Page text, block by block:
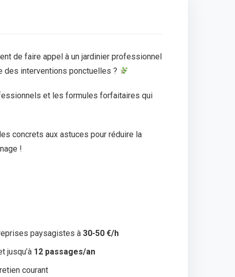
de faire appel à un jardinier professionnel
des interventions ponctuelles ?
et les formules forfaitaires qui
concrets aux astuces pour réduire la
!
paysagistes à 30-50 €/h
jusqu’à 12 passages/an
courant